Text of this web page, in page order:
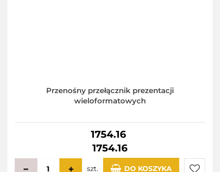
Przenośny przełącznik prezentacji
wieloformatowych
1754.16
1754.16
szt. DO KOSZYKA